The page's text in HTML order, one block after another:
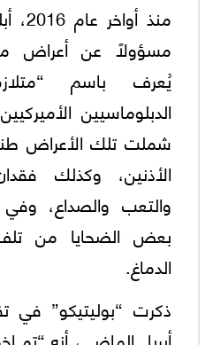
مسؤولًا عن
يُعرف باسم
الدبلوماسيين
شملت تلك الأعراض
الأذنين، وكذلك
والتعب والصداع،
بعض الضحايا من
الدماغ.
ذكرت “بوليتيكو” في